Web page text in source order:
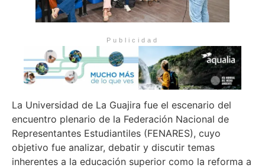
Publicidad
La Universidad de La Guajira fue el escenario del
encuentro plenario de la Federación Nacional de
Representantes Estudiantiles (FENARES), cuyo
objetivo fue analizar, debatir y discutir temas
inherentes a la educación superior como la reforma a